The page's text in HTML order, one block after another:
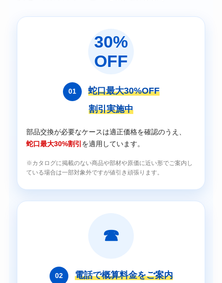
30%
OFF
01
蛇口最大30%OFF
割引実施中
部品交換が必要なケースは適正価格を確認のうえ、
蛇口最大30%割引 を適用しています。
※カタログに掲載のない商品や部材や原価に近い形でご案内し
ている場合は一部対象外ですが値引き頑張ります。
☎
02 電話で概算料金をご案内